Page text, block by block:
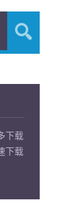
下载
下载